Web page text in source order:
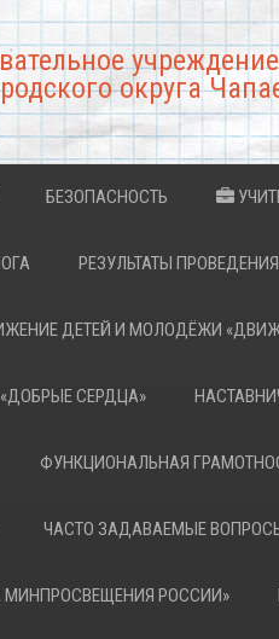
округа
БЕЗОПАСНОСТЬ
РЕЗУЛЬТАТЫ
ДЕТЕЙ И МОЛОДЁЖИ
СЕРДЦА»
ФУНКЦИОНАЛЬНАЯ
ЧАСТО ЗАДАВАЕМЫЕ
МИНПРОСВЕЩЕНИЯ РОССИИ»